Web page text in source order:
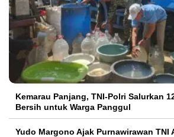
Kemarau Panjang, TNI-Polri Salurkan
Bersih untuk Warga Panggul
Yudo Margono Ajak Purnawirawan TNI